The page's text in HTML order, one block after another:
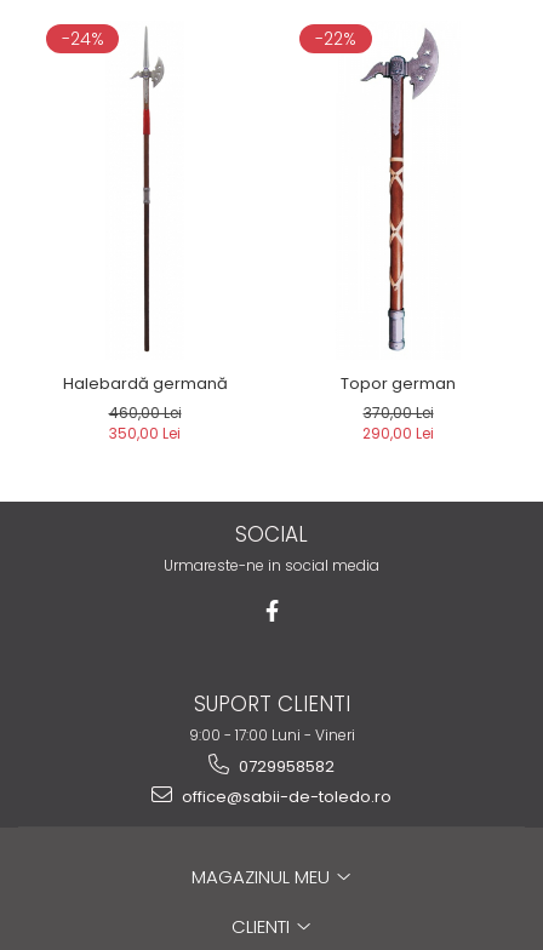
-24%
Halebardă germană
460,00 Lei
350,00 Lei
-22%
Topor german
370,00 Lei
290,00 Lei
SOCIAL
Urmareste-ne in social media
SUPORT CLIENTI
9:00 - 17:00 Luni - Vineri
0729958582
office@sabii-de-toledo.ro
MAGAZINUL MEU
CLIENTI